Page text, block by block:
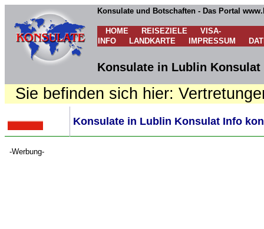
Konsulate und Botschaften - Das Portal
HOME REISEZIELE
VISA-
INFO
LANDKARTE IMPRESSUM
Konsulate in Lublin
Sie befinden sich hier:
Konsulate in Lublin Konsulat Info
-Werbung-